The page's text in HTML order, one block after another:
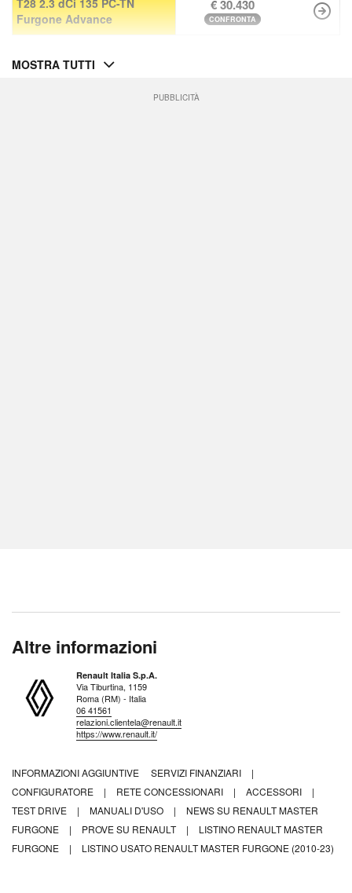
T28 2.3 dCi 135 PC-TN
Furgone Advance
€ 30.430
CONFRONTA
MOSTRA TUTTI
PUBBLICITÀ
Altre informazioni
Renault Italia S.p.A.
Via Tiburtina, 1159
Roma (RM) - Italia
06 41561
relazioni.clientela@renault.it
https://www.renault.it/
INFORMAZIONI AGGIUNTIVE SERVIZI FINANZIARI
|
CONFIGURATORE
| RETE CONCESSIONARI | ACCESSORI
|
TEST DRIVE
| MANUALI D'USO |
NEWS SU RENAULT MASTER
FURGONE
| PROVE SU RENAULT |
LISTINO RENAULT MASTER
FURGONE
| LISTINO USATO RENAULT MASTER FURGONE (2010-23)